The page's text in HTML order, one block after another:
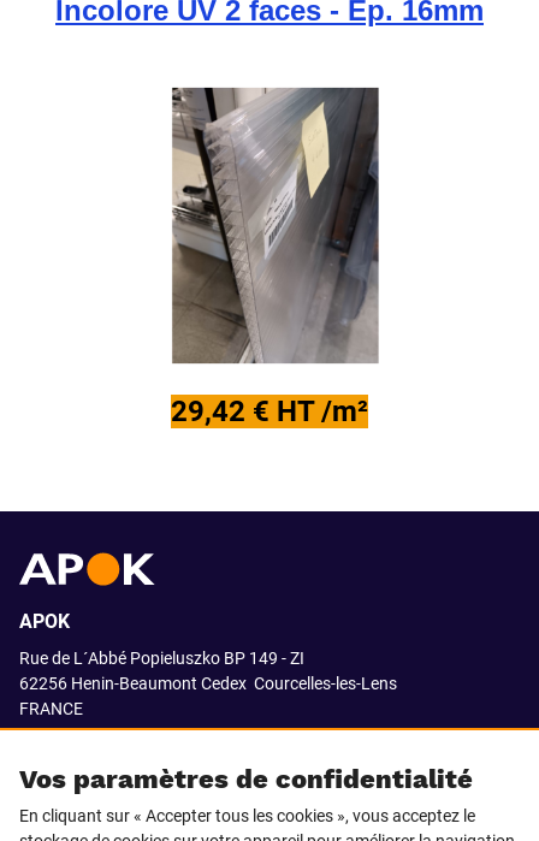
Incolore UV 2 faces - Ép. 16mm
29,42 € HT /m²
Vos paramètres de confidentialité
En cliquant sur « Accepter tous les cookies », vous acceptez le
APOK
Rue de L´Abbé Popieluszko BP 149 - ZI
62256 Henin-Beaumont Cedex Courcelles-les-Lens
FRANCE